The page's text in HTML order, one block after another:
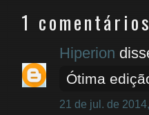
1
Hiperion
Ótima
21 de jul. de